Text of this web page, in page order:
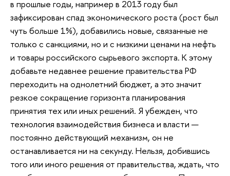
в прошлые годы, например в 2013 году был
зафиксирован спад экономического роста (рост был
чуть больше 1%), добавились новые, связанные не
только с санкциями, но и с низкими ценами на нефть
и товары российского сырьевого экспорта. К этому
добавьте недавнее решение правительства РФ
переходить на однолетний бюджет, а это значит
резкое сокращение горизонта планирования
принятия тех или иных решений. Я убежден, что
технология взаимодействия бизнеса и власти —
постоянно действующий механизм, он не
останавливается ни на секунду. Нельзя, добившись
того или иного решения от правительства, ждать, что